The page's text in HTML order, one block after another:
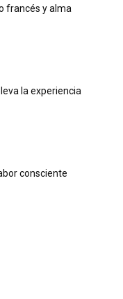
francés y alma
la experiencia
consciente